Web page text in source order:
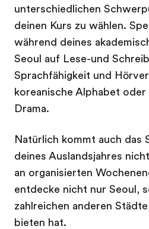
unterschiedlichen
deinen Kurs zu wählen.
während deines
Seoul auf Lese-und
Sprachfähigkeit und
koreanische Alphabet oder
Drama.
Natürlich kommt auch das
deines Auslandsjahres
an organisierten
entdecke nicht nur Seoul,
zahlreichen anderen
bieten hat.